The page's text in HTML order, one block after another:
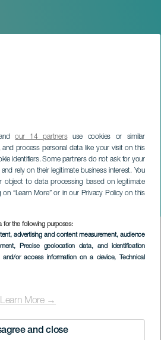
andour 14 partnersuse cookies or similar
process personal data like your visit on this
identifiers. Some partners do not ask for your
rely on their legitimate business interest. You
object to data processing based on legitimate
“Learn More” or in our Privacy Policy on this
for the following purposes:
advertising and content measurement, audience
, Precise geolocation data, and identification
and/or access information on a device, Technical
Learn More →
and close